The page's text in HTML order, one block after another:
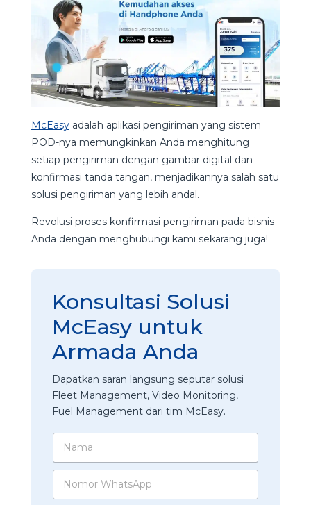
McEasyadalah aplikasi pengiriman yang sistem
POD-nya memungkinkan Anda menghitung
setiap pengiriman dengan gambar digital dan
konfirmasi tanda tangan, menjadikannya salah satu
solusi pengiriman yang lebih andal.
Revolusi proses konfirmasi pengiriman pada bisnis
Anda dengan menghubungi kami sekarang juga!
Konsultasi Solusi
McEasy untuk
Armada Anda
Dapatkan saran langsung seputar solusi
Fleet Management, Video Monitoring,
Fuel Management dari tim McEasy.
*
F
l
e
N
m
N
m